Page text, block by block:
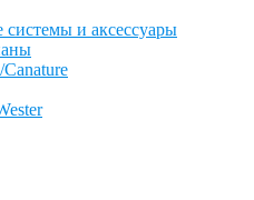
системы и аксессуары